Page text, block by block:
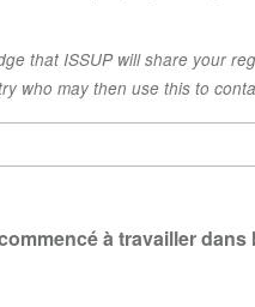
that ISSUP will share your
who may then use this to
à travailler